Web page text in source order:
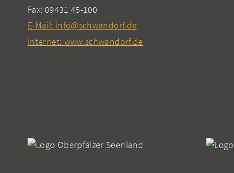
Fax: 09431 45-100
E-Mail: info@schwandorf.de
Internet: www.schwandorf.de